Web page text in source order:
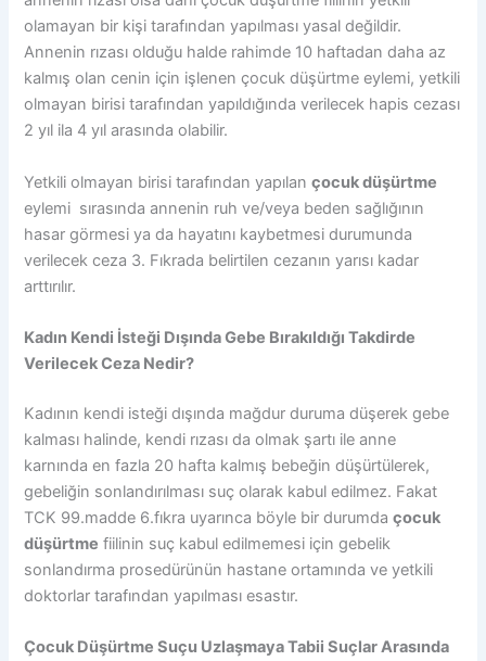
olamayan bir kişi tarafından yapılması yasal değildir.
Annenin rızası olduğu halde rahimde 10 haftadan daha az
kalmış olan cenin için işlenen çocuk düşürtme eylemi, yetkili
olmayan birisi tarafından yapıldığında verilecek hapis cezası
2 yıl ila 4 yıl arasında olabilir.
Yetkili olmayan birisi tarafından yapılançocuk düşürtme
eylemi sırasında annenin ruh ve/veya beden sağlığının
hasar görmesi ya da hayatını kaybetmesi durumunda
verilecek ceza 3. Fıkrada belirtilen cezanın yarısı kadar
arttırılır.
Kadın Kendi İsteği Dışında Gebe Bırakıldığı Takdirde
Verilecek Ceza Nedir?
Kadının kendi isteği dışında mağdur duruma düşerek gebe
kalması halinde, kendi rızası da olmak şartı ile anne
karnında en fazla 20 hafta kalmış bebeğin düşürtülerek,
gebeliğin sonlandırılması suç olarak kabul edilmez. Fakat
TCK 99.madde 6.fıkra uyarınca böyle bir durumdaçocuk
düşürtme fiilinin suç kabul edilmemesi için gebelik
sonlandırma prosedürünün hastane ortamında ve yetkili
doktorlar tarafından yapılması esastır.
Çocuk Düşürtme Suçu Uzlaşmaya Tabii Suçlar Arasında